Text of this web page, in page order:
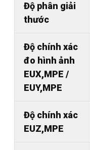
Độ phân giải
thước
Độ chính xác
đo hình ảnh
EUX,MPE /
EUY,MPE
Độ chính xác
EUZ,MPE